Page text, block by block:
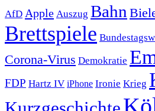
AfD Apple Auszug Bahn
Brettspiele
Corona-Virus Demokratie
FDP Hartz IV iPhone Ironie Krieg